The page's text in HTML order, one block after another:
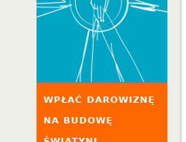
WPŁAĆ DAROWIZNĘ
NA BUDOWĘ